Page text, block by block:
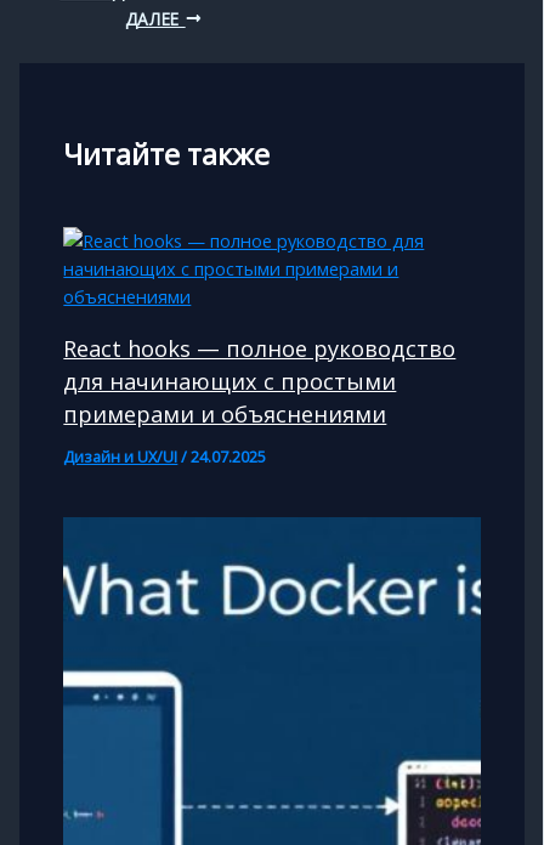
ДАЛЕЕ
Читайте также
React hooks — полное руководство
для начинающих с простыми
примерами и объяснениями
Дизайн и UX/UI/24.07.2025